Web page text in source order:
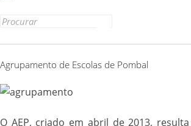
Link
Search
Agrupamento de Escolas de Pombal
O AEP, criado em abril de 2013,